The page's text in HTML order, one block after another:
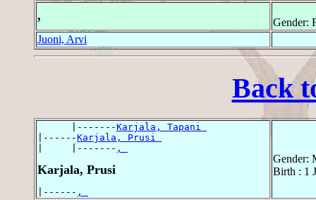
,
Gender:
Juoni, Arvi
Back
      |-------
Karjala, Tapani
|------Karjala, Prusi
|     |------- ,
Karjala, Prusi
|------ ,
Gender:
Birth : 1